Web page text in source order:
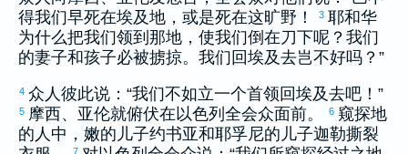
得我们早死在埃及地，或是死在这旷野！ 3 耶和华
为什么把我们领到那地，使我们倒在刀下呢？我们
的妻子和孩子必被掳掠。我们回埃及去岂不好吗？”
4 众人彼此说：“我们不如立一个首领回埃及去吧！”
5 摩西、 亚伦就俯伏在 以色列 全会众面前。 6 窥探地
的人中， 嫩的儿子约书亚和耶孚尼的儿子迦勒撕裂
7